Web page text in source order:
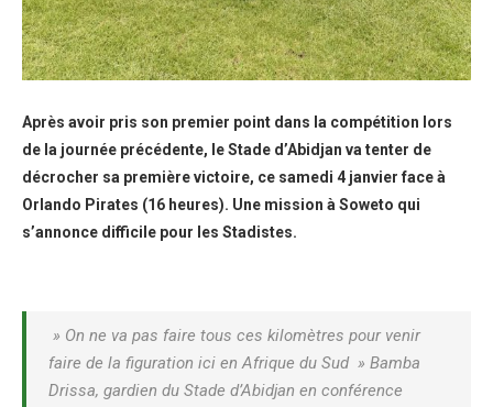
Après avoir pris son premier point dans la compétition lors
de la journée précédente, le Stade d’Abidjan va tenter de
décrocher sa première victoire, ce samedi 4 janvier face à
Orlando Pirates (16 heures). Une mission à Soweto qui
s’annonce difficile pour les Stadistes.
» On ne va pas faire tous ces kilomètres pour venir
faire de la figuration ici en Afrique du Sud » Bamba
Drissa, gardien du Stade d’Abidjan en conférence